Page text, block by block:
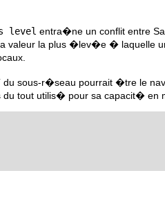
level entra�ne un conflit entre
la plus �lev�e � laquelle
du sous-r�seau pourrait �tre le
du tout utilis� pour sa capacit� en